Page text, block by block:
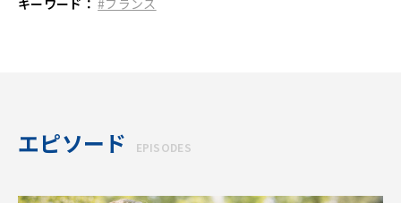
エピソード EPISODES